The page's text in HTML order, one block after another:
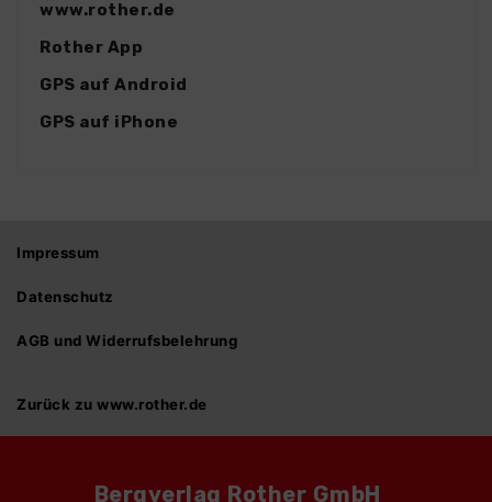
www.rother.de
Rother App
GPS auf Android
GPS auf iPhone
Impressum
Datenschutz
AGB und Widerrufsbelehrung
Zurück zu www.rother.de
Bergverlag Rother GmbH